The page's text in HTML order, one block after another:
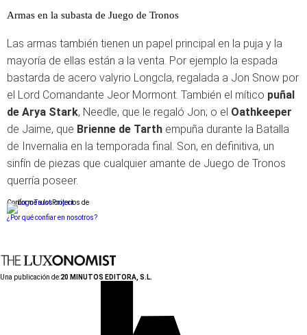
Armas en la subasta de Juego de Tronos
Las armas también tienen un papel principal en la puja y la
mayoría de ellas están a la venta. Por ejemplo la espada
bastarda de acero valyrio Longcla, regalada a Jon Snow por
el Lord Comandante Jeor Mormont. También el mítico puñal
de Arya Stark, Needle, que le regaló Jon; o el Oathkeeper
de Jaime, que Brienne de Tarth empuña durante la Batalla
de Invernalia en la temporada final. Son, en definitiva, un
sinfín de piezas que cualquier amante de Juego de Tronos
querría poseer.
Conforme a los criterios de
¿Por qué confiar en nosotros?
Una publicación de:20 MINUTOS EDITORA, S.L.